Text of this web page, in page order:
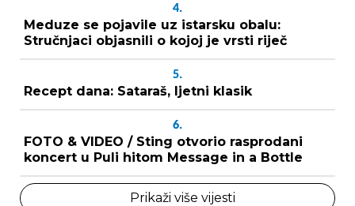
4.
Meduze se pojavile uz istarsku obalu:
Stručnjaci objasnili o kojoj je vrsti riječ
5.
Recept dana: Sataraš, ljetni klasik
6.
FOTO & VIDEO / Sting otvorio rasprodani
koncert u Puli hitom Message in a Bottle
Prikaži više vijesti